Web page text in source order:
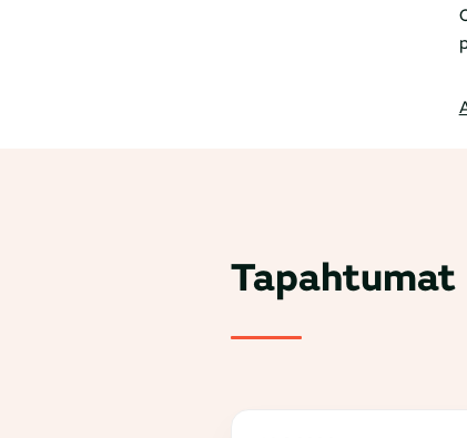
Tapahtumat